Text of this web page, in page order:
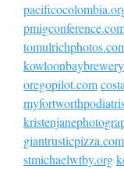
oregopilot.com
giantrusticpizza.com
stmichaelwtby.org